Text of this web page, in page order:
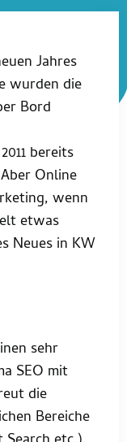
Jahres
wurden die
Bord
bereits
Online
wenn
etwas
Neues in KW
sehr
SEO mit
die
Bereiche